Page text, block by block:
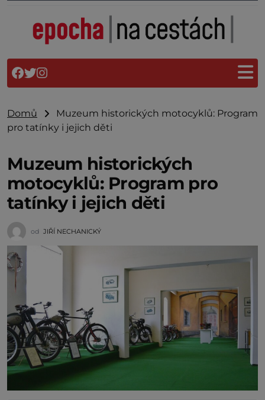
Domů
Muzeum historických motocyklů: Program
pro tatínky i jejich děti
Muzeum historických
motocyklů: Program pro
tatínky i jejich děti
od JIŘÍ NECHANICKÝ